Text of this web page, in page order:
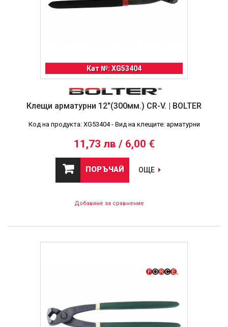
Кат №: XG53404
Клещи арматурни 12"(300мм.) CR-V. | BOLTER
Код на продукта: XG53404 - Вид на клещите: арматурни
11,73 лв / 6,00 €
ПОРЪЧАЙ ОЩЕ
Добавяне за сравнение